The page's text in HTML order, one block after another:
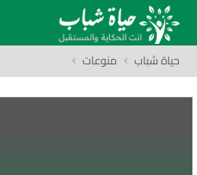
حياة شباب منوعات